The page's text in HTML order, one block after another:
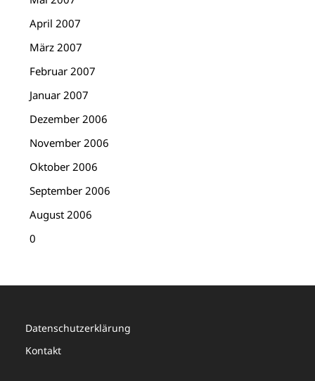
April 2007
März 2007
Februar 2007
Januar 2007
Dezember 2006
November 2006
Oktober 2006
September 2006
August 2006
0
Datenschutzerklärung
Kontakt